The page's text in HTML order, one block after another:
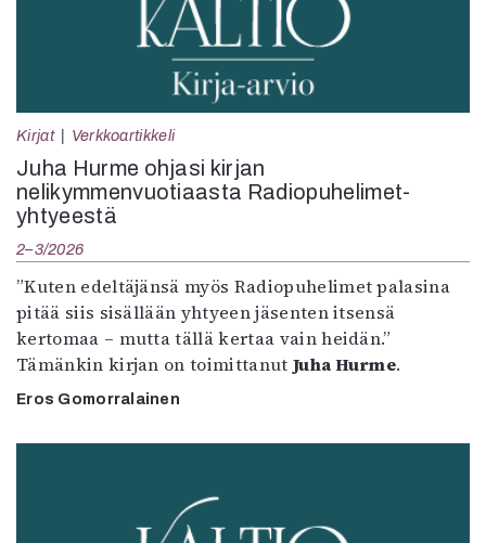
Kirjat Verkkoartikkeli
Juha Hurme ohjasi kirjan
nelikymmenvuotiaasta Radiopuhelimet-
yhtyeestä
2–3/2026
”Kuten edeltäjänsä myös Radiopuhelimet palasina
pitää siis sisällään yhtyeen jäsenten itsensä
kertomaa – mutta tällä kertaa vain heidän.”
Tämänkin kirjan on toimittanut Juha Hurme.
Eros Gomorralainen